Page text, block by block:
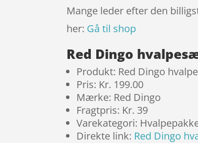
Mange leder efter den
her: Gå til shop
Red Dingo
Produkt: Red Dingo
Pris: Kr. 199.00
Mærke: Red Dingo
Fragtpris: Kr. 39
Varekategori:
Direkte link: Red Dingo